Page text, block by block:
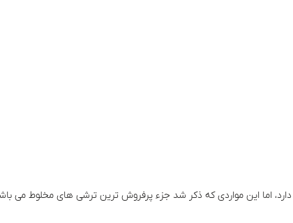
دارد، اما این مواردی که ذکر شد جزء پرفروش ترین ترشی های مخلوط می